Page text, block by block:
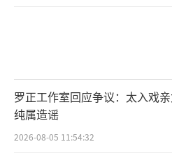
罗正工作室回应争议：太入戏
纯属造谣
2026-08-05 11:54:32